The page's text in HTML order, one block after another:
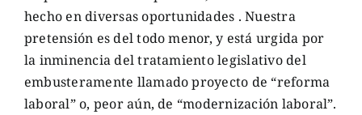
hecho en diversas oportunidades . Nuestra
pretensión es del todo menor, y está urgida por
la inminencia del tratamiento legislativo del
embusteramente llamado proyecto de “reforma
laboral” o, peor aún, de “modernización laboral”.